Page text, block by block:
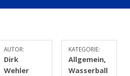
AUTOR:
Dirk
Wehler
KATEGORIE:
Allgemein,
Wasserball